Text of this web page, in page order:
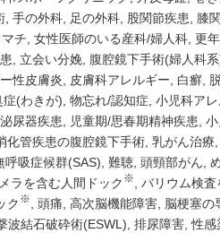
手の外科 足の外科 股関節疾患 膝
マチ 女性医師のいる産科/婦人科 更
立会い分娩 腹腔鏡下手術(婦人科
性皮膚炎 皮膚科アレルギー 白癬
症(わきが) 物忘れ/認知症 小児科ア
尿器疾患 児童期/思春期精神疾患
化管疾患の腹腔鏡下手術 乳がん治療
呼吸症候群(SAS) 難聴 頭頸部がん
ラを含む人間ドック ※ バリウム検査
ク ※ 頭痛 高次脳機能障害 脳梗塞の
波結石破砕術(ESWL) 排尿障害 性感